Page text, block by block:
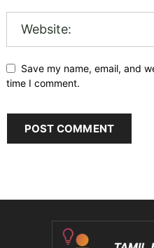
Save my name, email, and
time I comment.